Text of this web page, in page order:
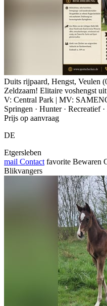
Duits rijpaard, Hengst, Veulen
Zeldzaam! Elitaire voshengst
V: Central Park | MV:
Springen · Hunter · Recreatief
Prijs op aanvraag
DE
Etgersleben
mail Contact favorite Bewaren
Blikvangers